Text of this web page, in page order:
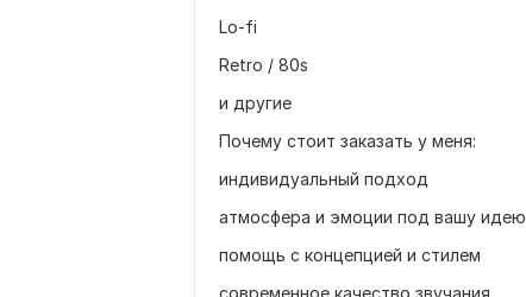
Lo-fi
Retro / 80s
и другие
Почему стоит заказать у меня:
индивидуальный подход
атмосфера и эмоции под вашу идею
помощь с концепцией и стилем
современное качество звучания